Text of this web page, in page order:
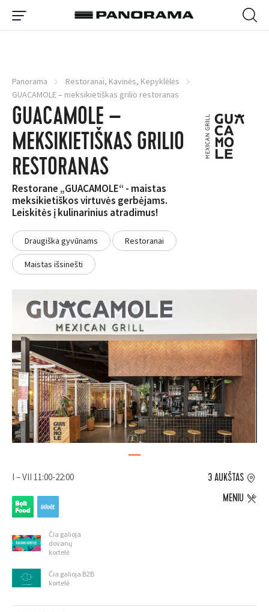
Panorama
Restoranai, Kavinės, Kepyklėlės
GUACAMOLE – meksikietiškas grilio restoranas
GUACAMOLE –
MEKSIKIETIŠKAS GRILIO
RESTORANAS
Restorane „GUACAMOLE“ - maistas
meksikietiškos virtuvės gerbėjams.
Leiskitės į kulinarinius atradimus!
Draugiška gyvūnams Restoranai
Maistas išsinešti
I – VII 11:00-22:00
Čia galioja
dovanų
kortelė
Čia galioja B2B
kortelė
3 AUKŠTAS
MENIU